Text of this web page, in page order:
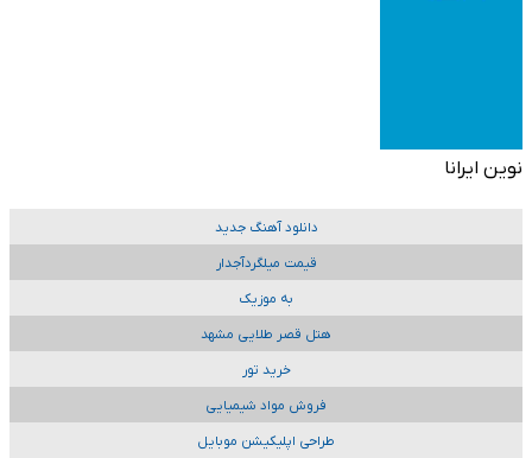
نوین ایرانا
دانلود آهنگ جدید
قیمت میلگردآجدار
به موزیک
هتل قصر طلایی مشهد
خرید تور
فروش مواد شیمیایی
طراحی اپلیکیشن موبایل